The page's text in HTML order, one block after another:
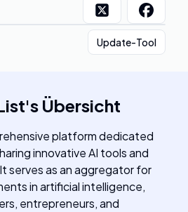
Update-Tool
's Übersicht
platform dedicated
innovative AI tools and
serves as an aggregator for
in artificial intelligence,
entrepreneurs, and